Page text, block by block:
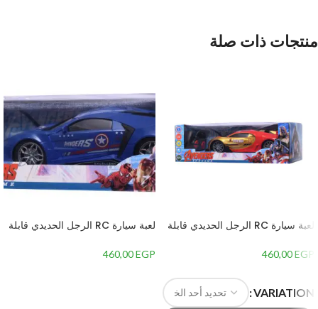
منتجات ذات صلة
لعبة سيارة RC الرجل الحديدي قابلة
مقياس 1:14 – متعددة الالوان460,00EGP
VARIATION
لعبة سيارة RC الرجل الحديدي قابلة
مقياس 1:14 – متعددة الالوان460,00EGP